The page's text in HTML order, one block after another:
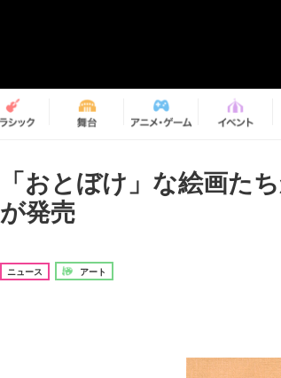
「おとぼけ」な絵画た
が発売
ニュース アート